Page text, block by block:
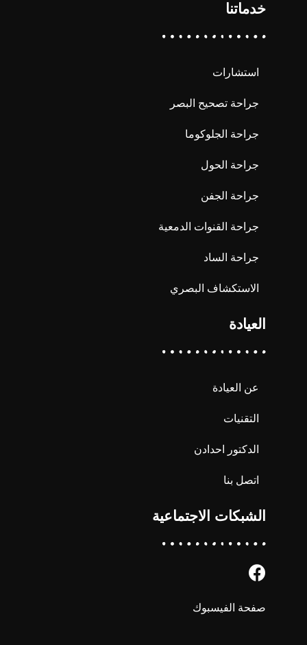
خدماتنا
استشارات
جراحة تصحيح البصر
جراحة الجلوكوما
جراحة الحول
جراحة الجفن
جراحة القنوات الدمعية
جراحة الساد
الاستكشاف البصري
العيادة
عن العيادة
التقنيات
الدكتور احدادن
اتصل بنا
الشبكات الاجتماعية
صفحة الفيسبوك